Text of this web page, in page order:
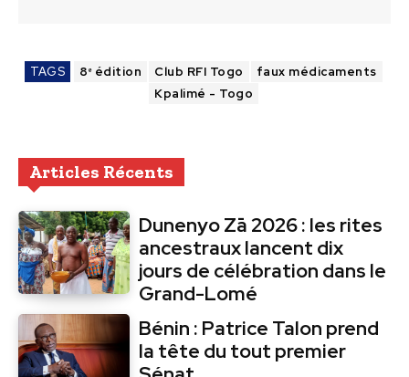
TAGS 8ᵉ édition Club RFI Togo
faux médicaments
Kpalimé - Togo
Articles Récents
Dunenyo Zā 2026 : les rites
ancestraux lancent dix
jours de célébration dans le
Grand-Lomé
Bénin : Patrice Talon prend
la tête du tout premier